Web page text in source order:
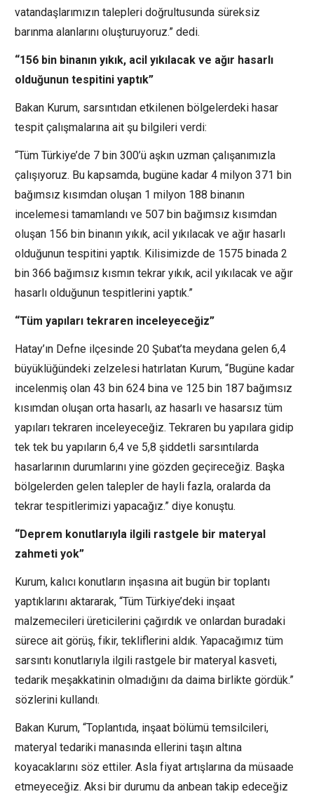
vatandaşlarımızın talepleri doğrultusunda süreksiz
barınma alanlarını oluşturuyoruz.” dedi.
“156 bin binanın yıkık, acil yıkılacak ve ağır hasarlı
olduğunun tespitini yaptık”
Bakan Kurum, sarsıntıdan etkilenen bölgelerdeki hasar
tespit çalışmalarına ait şu bilgileri verdi:
“Tüm Türkiye’de 7 bin 300’ü aşkın uzman çalışanımızla
çalışıyoruz. Bu kapsamda, bugüne kadar 4 milyon 371 bin
bağımsız kısımdan oluşan 1 milyon 188 binanın
incelemesi tamamlandı ve 507 bin bağımsız kısımdan
oluşan 156 bin binanın yıkık, acil yıkılacak ve ağır hasarlı
olduğunun tespitini yaptık. Kilisimizde de 1575 binada 2
bin 366 bağımsız kısmın tekrar yıkık, acil yıkılacak ve ağır
hasarlı olduğunun tespitlerini yaptık.”
“Tüm yapıları tekraren inceleyeceğiz”
Hatay’ın Defne ilçesinde 20 Şubat’ta meydana gelen 6,4
büyüklüğündeki zelzelesi hatırlatan Kurum, “Bugüne kadar
incelenmiş olan 43 bin 624 bina ve 125 bin 187 bağımsız
kısımdan oluşan orta hasarlı, az hasarlı ve hasarsız tüm
yapıları tekraren inceleyeceğiz. Tekraren bu yapılara gidip
tek tek bu yapıların 6,4 ve 5,8 şiddetli sarsıntılarda
hasarlarının durumlarını yine gözden geçireceğiz. Başka
bölgelerden gelen talepler de hayli fazla, oralarda da
tekrar tespitlerimizi yapacağız.” diye konuştu.
“Deprem konutlarıyla ilgili rastgele bir materyal
zahmeti yok”
Kurum, kalıcı konutların inşasına ait bugün bir toplantı
yaptıklarını aktararak, “Tüm Türkiye’deki inşaat
malzemecileri üreticilerini çağırdık ve onlardan buradaki
sürece ait görüş, fikir, tekliflerini aldık. Yapacağımız tüm
sarsıntı konutlarıyla ilgili rastgele bir materyal kasveti,
tedarik meşakkatinin olmadığını da daima birlikte gördük.”
sözlerini kullandı.
Bakan Kurum, “Toplantıda, inşaat bölümü temsilcileri,
materyal tedariki manasında ellerini taşın altına
koyacaklarını söz ettiler. Asla fiyat artışlarına da müsaade
etmeyeceğiz. Aksi bir durumu da anbean takip edeceğiz